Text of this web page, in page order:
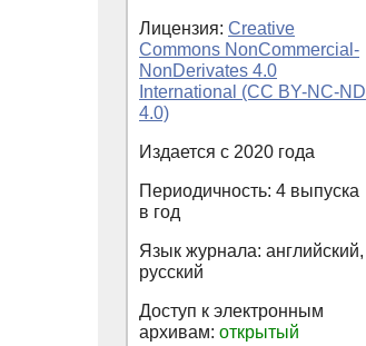
Лицензия: Creative
Commons NonCommercial-
NonDerivates 4.0
International (CC BY-NC-ND
4.0)
Издается с 2020 года
Периодичность: 4 выпуска
в год
Язык журнала: английский,
русский
Доступ к электронным
архивам: открытый